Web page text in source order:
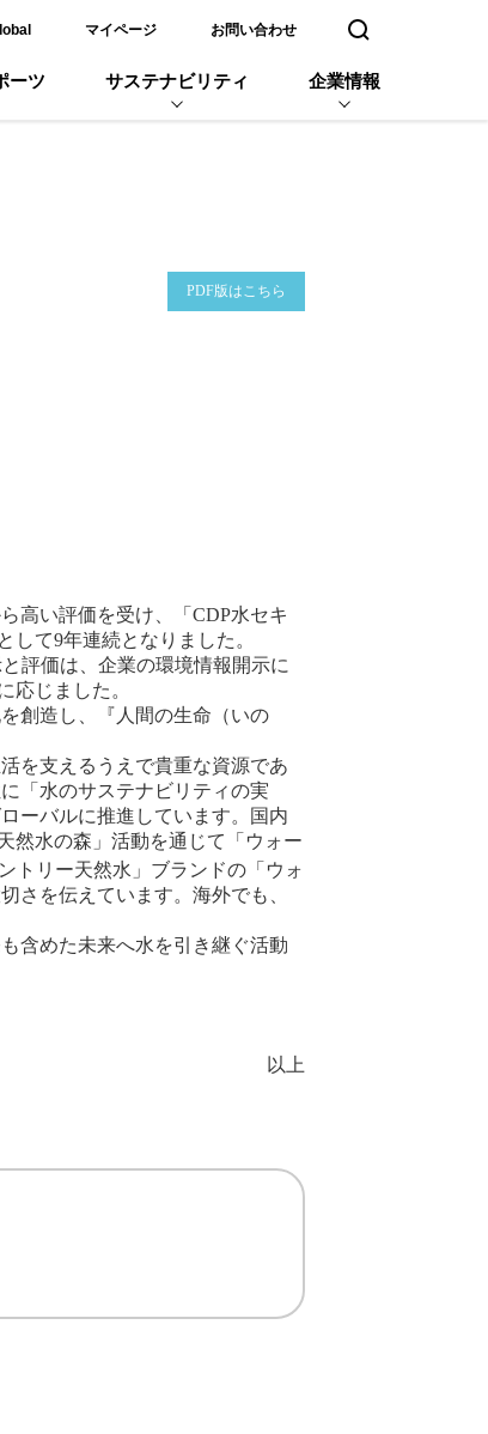
新しいウィンドウで開く
マイページ お問い合わせ 検索窓を開く
ーツ サステナビリティ 企業情報
PDF版はこちら
高い評価を受け、「CDP水セキ
て9年連続となりました。
評価は、企業の環境情報開示に
応じました。
創造し、『人間の生命（いの
を支えるうえで貴重な資源であ
「水のサステナビリティの実
ーバルに推進しています。国内
然水の森」活動を通じて「ウォー
トリー天然水」ブランドの「ウォ
さを伝えています。海外でも、
含めた未来へ水を引き継ぐ活動
以上